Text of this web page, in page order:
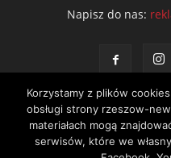
Napisz do nas:
Kontakt Polityka
Korzystamy z plików
obsługi strony rzeszow-
materiałach mogą
serwisów, które we